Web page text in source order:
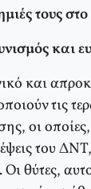
τους
και
και
τις
οι
του
θύτες,